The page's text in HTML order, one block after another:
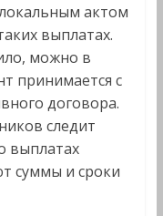
актом
выплатах.
можно в
принимается с
договора.
следит
выплатах
суммы и сроки